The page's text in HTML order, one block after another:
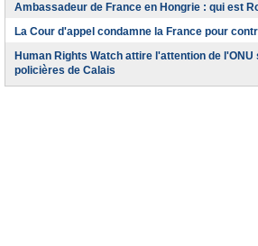
Ambassadeur de France en Hongrie : qui est
La Cour d'appel condamne la France pour
Human Rights Watch attire l'attention de
policières de Calais